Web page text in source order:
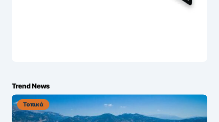
Trend News
Τοπικά